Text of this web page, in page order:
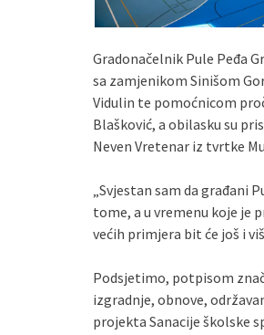
Gradonačelnik Pule Peđa
sa zamjenikom Sinišom
Vidulin te pomoćnicom
Blašković, a obilasku su
Neven Vretenar iz tvrtke
„Svjestan sam da građani
tome, a u vremenu koje je
većih primjera bit će još i
Podsjetimo, potpisom
izgradnje, obnove,
projekta Sanacije školske